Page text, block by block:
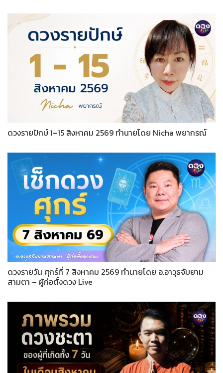
ดวงรายปักษ์ 1–15 สิงหาคม 2569 ทำนายโดย Nicha พยากรณ์
ดวงรายวัน ศุกร์ที่ 7 สิงหาคม 2569 ทำนายโดย อ.อาวุธจับยาม
สามตา – ผู้ก่อตั้งดวง Live